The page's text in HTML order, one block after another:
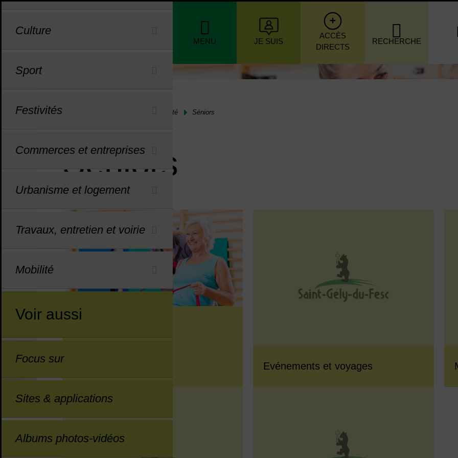
MENU
de navigation principale
JE SUIS
ACCÈS
DIRECTS
RECHERCHE
Culture
Sport
Festivités
Commerces et entreprises
Urbanisme et logement
Travaux, entretien et voirie
Mobilité
Voir aussi
Focus sur
Sites & applications
Albums photos-vidéos
Séniors, santé et solidarité Séniors
Séniors
Evénements et voyages